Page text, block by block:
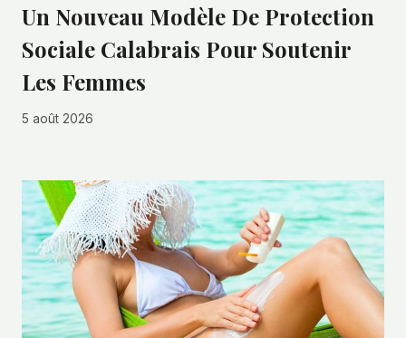
Un Nouveau Modèle De Protection
Sociale Calabrais Pour Soutenir
Les Femmes
5 août 2026